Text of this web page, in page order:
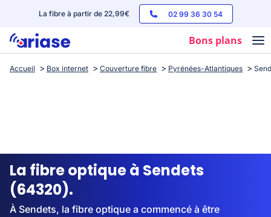
La fibre à partir de 22,99€ 02 99 36 30 54
Bons plans
Box internet
Streaming
Accueil Box internet Couverture fibre Pyrénées-Atlantiques
La fibre optique à Sendets
(64320).
À Sendets, la fibre optique a commencé à être